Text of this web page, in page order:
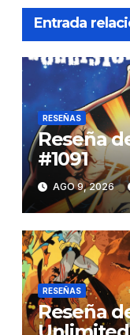
Entrada
RESEÑAS
Reseña
#1091
AGO 9, 2026
RESEÑAS
Reseña